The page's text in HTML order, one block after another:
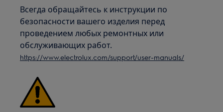
Всегда обращайтесь к инструкции по
безопасности вашего изделия перед
проведением любых ремонтных или
обслуживающих работ.
https://www.electrolux.com/support/user-manuals/